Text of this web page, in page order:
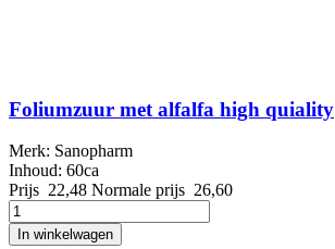
Foliumzuur met alfalfa high quiality
Merk: Sanopharm
Inhoud: 60ca
Prijs 22,48 Normale prijs 26,60
In winkelwagen